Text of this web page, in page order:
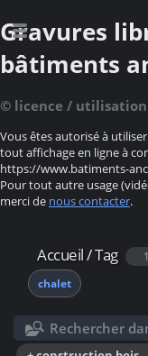
Gravures
bâtiments
© licence / utilisation
Vous êtes autorisé à
tout affichage en ligne à
https://www.batiments-
Pour tout autre usage
merci de nous contacter.
Accueil/Tag
1
chalet
Rechercher